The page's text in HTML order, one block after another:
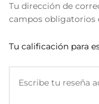
Tu dirección de
campos obligatorios
Tu calificación para